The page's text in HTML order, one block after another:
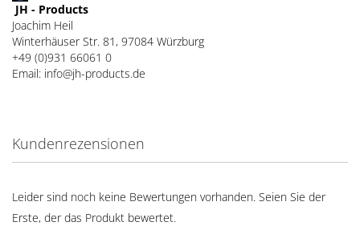
JH - Products
Joachim Heil
Winterhäuser Str. 81, 97084 Würzburg
+49 (0)931 66061 0
Email: info@jh-products.de
Kundenrezensionen
Leider sind noch keine Bewertungen vorhanden. Seien Sie der
Erste, der das Produkt bewertet.